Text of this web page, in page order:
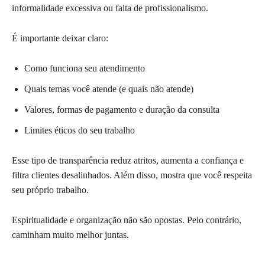
informalidade excessiva ou falta de profissionalismo.
É importante deixar claro:
Como funciona seu atendimento
Quais temas você atende (e quais não atende)
Valores, formas de pagamento e duração da consulta
Limites éticos do seu trabalho
Esse tipo de transparência reduz atritos, aumenta a confiança e
filtra clientes desalinhados. Além disso, mostra que você respeita
seu próprio trabalho.
Espiritualidade e organização não são opostas. Pelo contrário,
caminham muito melhor juntas.